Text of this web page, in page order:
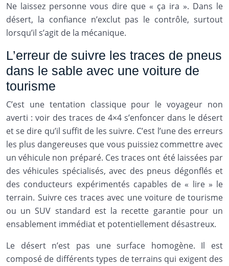
Ne laissez personne vous dire que « ça ira ». Dans le
désert, la confiance n’exclut pas le contrôle, surtout
lorsqu’il s’agit de la mécanique.
L’erreur de suivre les traces de pneus
dans le sable avec une voiture de
tourisme
C’est une tentation classique pour le voyageur non
averti : voir des traces de 4×4 s’enfoncer dans le désert
et se dire qu’il suffit de les suivre. C’est l’une des erreurs
les plus dangereuses que vous puissiez commettre avec
un véhicule non préparé. Ces traces ont été laissées par
des véhicules spécialisés, avec des pneus dégonflés et
des conducteurs expérimentés capables de « lire » le
terrain. Suivre ces traces avec une voiture de tourisme
ou un SUV standard est la recette garantie pour un
ensablement immédiat et potentiellement désastreux.
Le désert n’est pas une surface homogène. Il est
composé de différents types de terrains qui exigent des